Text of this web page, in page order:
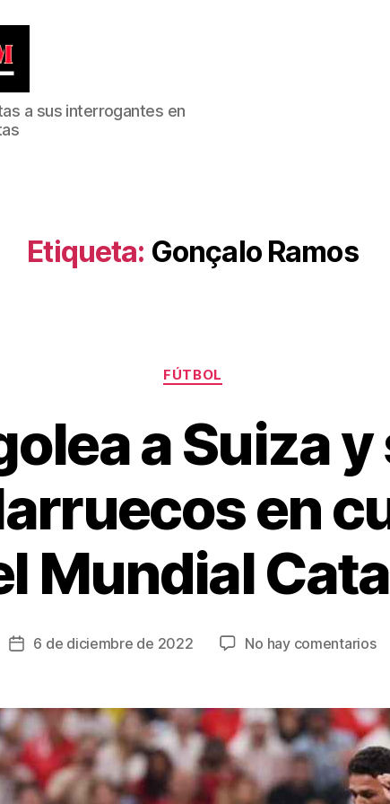
a sus interrogantes en
Etiqueta: Gonçalo Ramos
Categorías
FÚTBOL
a Suiza
en
Mundial
Fecha
entrada
6 de diciembre de 2022 No hay comentariosen
a
y